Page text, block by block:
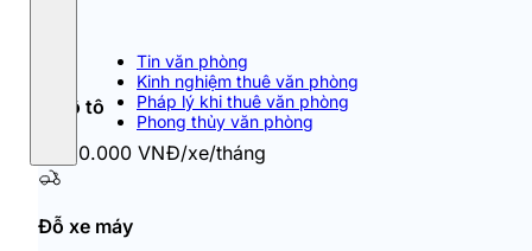
Tin văn phòng
Kinh nghiệm thuê văn phòng
Pháp lý khi thuê văn phòng
Phong thủy văn phòng
Đỗ ô tô
2.750.000 VNĐ/xe/tháng
Đỗ xe máy